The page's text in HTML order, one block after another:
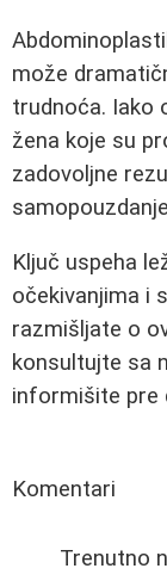
može
trudnoća. Iako
žena koje su
zadovoljne
Ključ uspeha
očekivanjima i
razmišljate o
konsultujte sa
informišite pre
Komentari
Trenutno